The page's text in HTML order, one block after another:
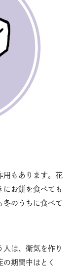
用もあります。花
お餅を食べても
のうちに食べて
は、衛気を作り
期間中はとく